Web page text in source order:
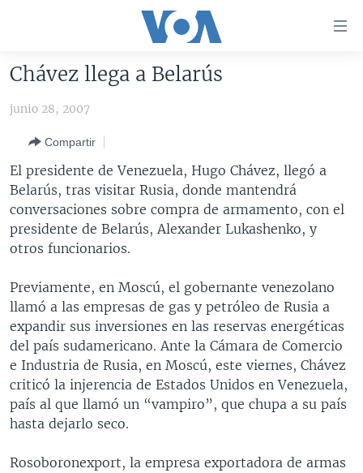
accesibilidad
principal
Salte
al
navegador
principal
Salte
búsqueda
AMÉRICA DEL NORTE
EEUU
MÉXICO
HAITÍ
ELECCIONES EEUU 2024
ELECCIONES EEUU
VOTO DIVIDIDO
VOA VERIFICA
VOA VERIFICA UCRANIA/RUSIA
VOA VERIFICA INMIGRACIÓN
VOA VERIFICA AMÉRICA LATINA
AMÉRICA LATINA
ARGENTINA
BOLIVIA
CHILE
PERÚ
ECUADOR
VENEZUELA
BRASIL
CHINA EN AMÉRICA LATINA
CENTROAMÉRICA
EL SALVADOR
GUATEMALA
HONDURAS
NICARAGUA
INMIGRACIÓN
LIBERTAD DE PRENSA
MUNDO
ECONOMÍA
ENTRETENIMIENTO Y CULTURA
TECNOLOGÍA
DEPORTES
ESPECIALES DE LA VOA
LIBERTAD DE PRENSA
UCRANIA
MULTIMEDIA
VIDEOS
FOTOGRAFÍA
AUDIOS
PROGRAMAS TV
EL MUNDO AL DÍA
FORO INTERAMERICANO
AVANCE INFORMATIVO
DIRECT
Chávez llega a Belarús
junio 28, 2007
Compartir
El presidente de Venezuela, Hugo Chávez, llegó a
Belarús, tras visitar Rusia, donde mantendrá
conversaciones sobre compra de armamento, con el
presidente de Belarús, Alexander Lukashenko, y
otros funcionarios.
Previamente, en Moscú, el gobernante venezolano
llamó a las empresas de gas y petróleo de Rusia a
expandir sus inversiones en las reservas energéticas
del país sudamericano. Ante la Cámara de Comercio
e Industria de Rusia, en Moscú, este viernes, Chávez
criticó la injerencia de Estados Unidos en Venezuela,
país al que llamó un “vampiro”, que chupa a su país
hasta dejarlo seco.
Rosoboronexport, la empresa exportadora de armas